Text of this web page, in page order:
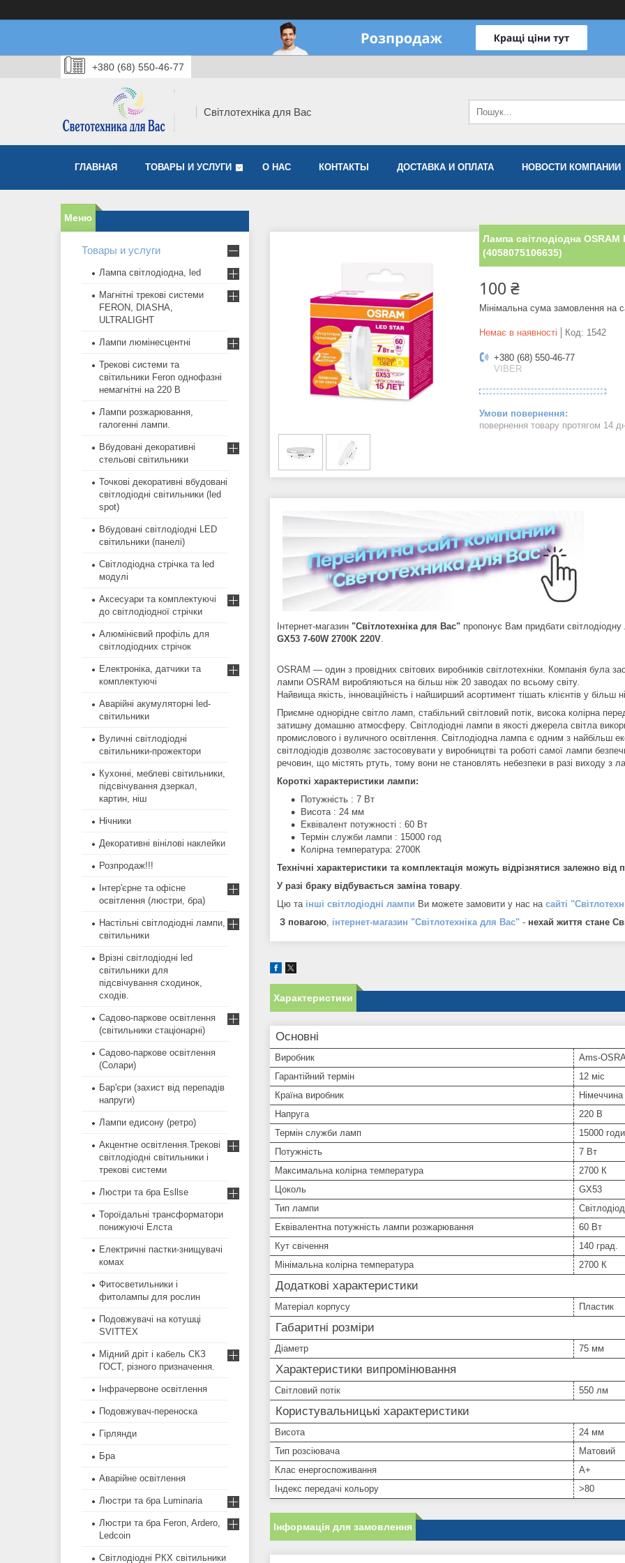
+380 (68) 550-46-77
Світлотехніка для Вас
ГЛАВНАЯ ТОВАРЫ И УСЛУГИ О НАС КОНТАКТЫ ДОСТАВКА И ОПЛАТА НОВОСТИ КОМПАНИИ
Лампа світлодіодна OSRAM
(4058075106635)
100 ₴
Мінімальна сума замовлення на
Немає в наявності Код: 1542
+380 (68) 550-46-77
VIBER
повернення товару протягом 14
Інтернет-магазин "Світлотехніка для Вас" пропонує Вам придбати світлодіодну
GX53 7-60W 2700K 220V.
OSRAM — один з провідних світових виробників світлотехніки. Компанія була
лампи OSRAM виробляються на більш ніж 20 заводах по всьому світу.
Найвища якість, інноваційність і найширший асортимент тішать клієнтів у більш
Приємне однорідне світло ламп, стабільний світловий потік, висока колірна
затишну домашню атмосферу. Світлодіодні лампи в якості джерела світла
промислового і вуличного освітлення. Світлодіодна лампа є одним з найбільш
світлодіодів дозволяє застосовувати у виробництві та роботі самої лампи
речовин, що містять ртуть, тому вони не становлять небезпеки в разі виходу з
Короткі характеристики лампи:
Потужність : 7 Вт
Висота : 24 мм
Еквівалент потужності : 60 Вт
Термін служби лампи : 15000 год
Колірна температура: 2700К
Технічні характеристики та комплектація можуть відрізнятися залежно від
У разі браку відбувається заміна товару.
Цю та інші світлодіодні лампи Ви можете замовити у нас на сайті
З повагою, інтернет-магазин "Світлотехніка для Вас" - нехай життя стане
Характеристики
Основні
Виробник
Ams-
Гарантійний термін
12 міс
Країна виробник
Німеччина
Напруга
220 В
Термін служби ламп
15000
Потужність
7 Вт
Максимальна колірна температура
2700 К
Цоколь
GX53
Тип лампи
Еквівалентна потужність лампи розжарювання
60 Вт
Кут свічення
140 град.
Мінімальна колірна температура
2700 К
Додаткові характеристики
Матеріал корпусу Пластик
Габаритні розміри
Діаметр 75 мм
Характеристики випромінювання
Світловий потік 550 лм
Користувальницькі характеристики
Висота
24 мм
Тип розсіювача
Матовий
Клас енергоспоживання
A+
Індекс передачі кольору
>80
Інформація для замовлення
Товары и услуги
Лампа світлодіодна, led
Магнітні трекові системи
FERON, DIASHA,
ULTRALIGHT
Лампи люмінесцентні
Трекові системи та
світильники Feron однофазні
немагнітні на 220 В
Лампи розжарювання,
галогенні лампи.
Вбудовані декоративні
стельові світильники
Точкові декоративні вбудовані
світлодіодні світильники (led
spot)
Вбудовані світлодіодні LED
світильники (панелі)
Світлодіодна стрічка та led
модулі
Аксесуари та комплектуючі
до світлодіодної стрічки
Алюмінієвий профіль для
світлодіодних стрічок
Електроніка, датчики та
комплектуючі
Аварійні акумуляторні led-
світильники
Вуличні світлодіодні
світильники-прожектори
Кухонні, меблеві світильники,
підсвічування дзеркал,
картин, ніш
Нічники
Декоративні вінілові наклейки
Розпродаж!!!
Інтер'єрне та офісне
освітлення (люстри, бра)
Настільні світлодіодні лампи,
світильники
Врізні світлодіодні led
світильники для
підсвічування сходинок,
сходів.
Садово-паркове освітлення
(світильники стаціонарні)
Садово-паркове освітлення
(Солари)
Бар'єри (захист від перепадів
напруги)
Лампи едисону (ретро)
Акцентне освітлення.Трекові
світлодіодні світильники і
трекові системи
Люстри та бра Esllse
Тороїдальні трансформатори
понижуючі Елста
Електричні пастки-знищувачі
комах
Фитосветильники і
фитолампы для рослин
Подовжувачі на котушці
SVITTEX
Мідний дріт і кабель СКЗ
ГОСТ, різного призначення.
Інфрачервоне освітлення
Подовжувач-переноска
Гірлянди
Бра
Аварійне освітлення
Люстри та бра Luminaria
Люстри та бра Feron, Ardero,
Ledcoin
Світлодіодні РКХ світильники